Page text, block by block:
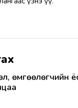
өмгөөлөгчийн